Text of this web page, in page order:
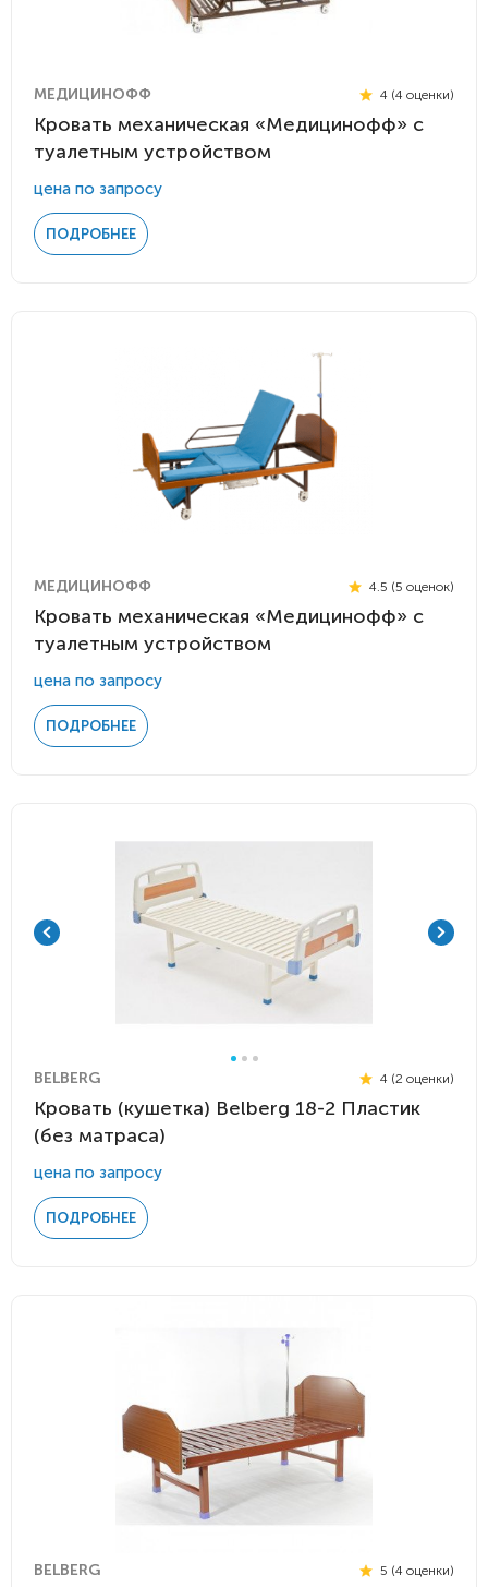
МЕДИЦИНОФФ 4 (4 оценки)
Кровать механическая «Медицинофф» с
туалетным устройством
цена по запросу
ПОДРОБНЕЕ
МЕДИЦИНОФФ 4.5 (5 оценок)
Кровать механическая «Медицинофф» с
туалетным устройством
цена по запросу
ПОДРОБНЕЕ
BELBERG 4 (2 оценки)
Кровать (кушетка) Belberg 18-2 Пластик
(без матраса)
цена по запросу
ПОДРОБНЕЕ
BELBERG 5 (4 оценки)